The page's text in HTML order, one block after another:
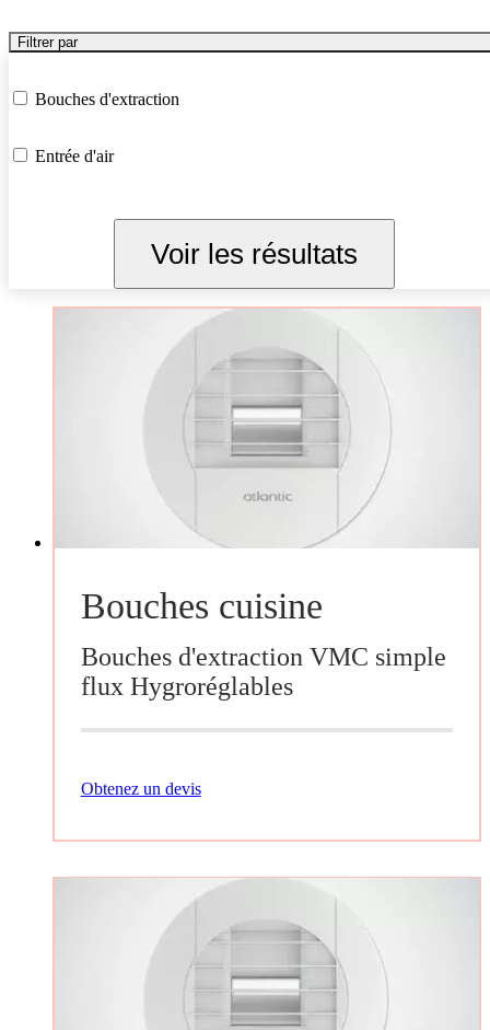
Filtrer par
Bouches d'extraction
Entrée d'air
Voir les résultats
Bouches cuisine
Bouches d'extraction VMC simple
flux Hygroréglables
Obtenez un devis